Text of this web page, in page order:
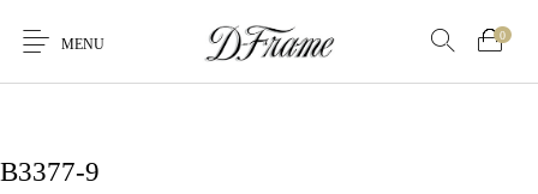
MENU
0
B3377-9